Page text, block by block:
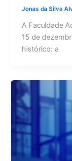
Jonas da Silva
A Faculdade
15 de
histórico: a